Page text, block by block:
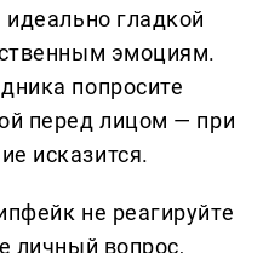
гладкой
эмоциям.
попросите
перед лицом — при
исказится.
не реагируйте
личный вопрос,